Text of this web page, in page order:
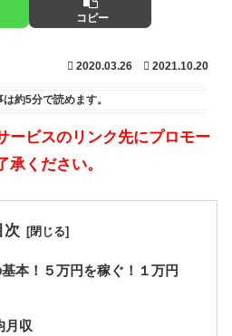
コピー
2020.03.26 2021.10.20
は約5分で読めます。
ービスのリンク先にプロモー
ください。
次
本！５万円を稼ぐ！１万円
月収